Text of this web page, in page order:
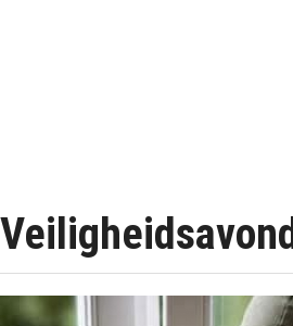
Veiligheidsavond